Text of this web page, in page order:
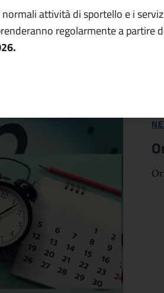
normali attività di sportello e i
regolarmente a partire